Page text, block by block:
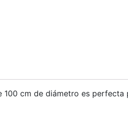
cm de diámetro es